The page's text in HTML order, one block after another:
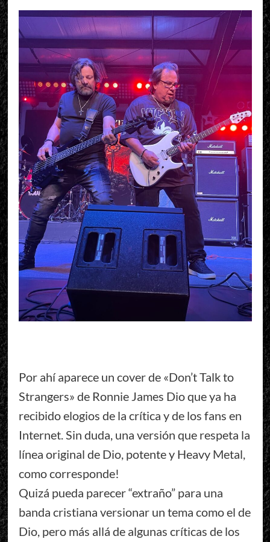
Por ahí aparece un cover de «Don’t Talk to
Strangers» de Ronnie James Dio que ya ha
recibido elogios de la crítica y de los fans en
Internet. Sin duda, una versión que respeta la
línea original de Dio, potente y Heavy Metal,
como corresponde!
Quizá pueda parecer “extraño” para una
banda cristiana versionar un tema como el de
Dio, pero más allá de algunas críticas de los